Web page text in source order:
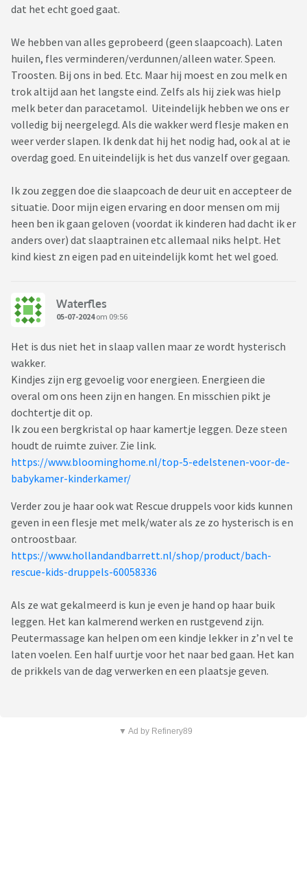
dat het echt goed gaat.
We hebben van alles geprobeerd (geen slaapcoach). Laten
huilen, fles verminderen/verdunnen/alleen water. Speen.
Troosten. Bij ons in bed. Etc. Maar hij moest en zou melk en
trok altijd aan het langste eind. Zelfs als hij ziek was hielp
melk beter dan paracetamol. Uiteindelijk hebben we ons er
volledig bij neergelegd. Als die wakker werd flesje maken en
weer verder slapen. Ik denk dat hij het nodig had, ook al at ie
overdag goed. En uiteindelijk is het dus vanzelf over gegaan.
Ik zou zeggen doe die slaapcoach de deur uit en accepteer de
situatie. Door mijn eigen ervaring en door mensen om mij
heen ben ik gaan geloven (voordat ik kinderen had dacht ik er
anders over) dat slaaptrainen etc allemaal niks helpt. Het
kind kiest zn eigen pad en uiteindelijk komt het wel goed.
Waterfles
05-07-2024om 09:56
Het is dus niet het in slaap vallen maar ze wordt hysterisch
wakker.
Kindjes zijn erg gevoelig voor energieen. Energieen die
overal om ons heen zijn en hangen. En misschien pikt je
dochtertje dit op.
Ik zou een bergkristal op haar kamertje leggen. Deze steen
houdt de ruimte zuiver. Zie link.
https://www.bloominghome.nl/top-5-edelstenen-voor-de-
babykamer-kinderkamer/
Verder zou je haar ook wat Rescue druppels voor kids kunnen
geven in een flesje met melk/water als ze zo hysterisch is en
ontroostbaar.
https://www.hollandandbarrett.nl/shop/product/bach-
rescue-kids-druppels-60058336
Als ze wat gekalmeerd is kun je even je hand op haar buik
leggen. Het kan kalmerend werken en rustgevend zijn.
Peutermassage kan helpen om een kindje lekker in z’n vel te
laten voelen. Een half uurtje voor het naar bed gaan. Het kan
de prikkels van de dag verwerken en een plaatsje geven.
▼ Ad by Refinery89